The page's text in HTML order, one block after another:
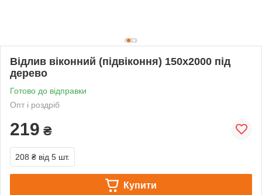
Відлив віконний (підвіконня) 150х2000 під
дерево
Готово до відправки
Опт і роздріб
219 ₴
208 ₴ від 5 шт.
Купити